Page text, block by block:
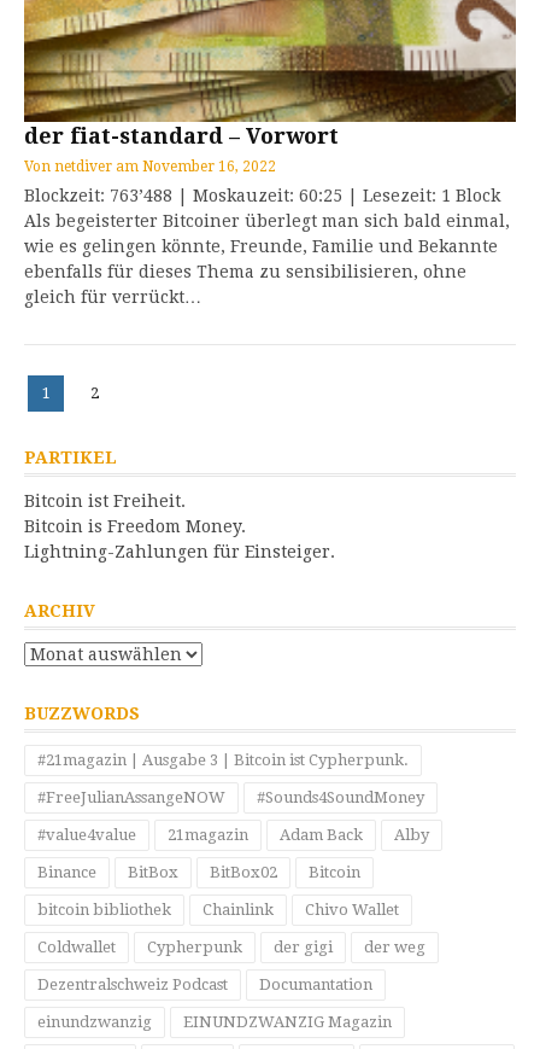
der fiat-standard – Vorwort
Von netdiver am November 16, 2022
Blockzeit: 763’488 | Moskauzeit: 60:25 | Lesezeit: 1 Block
Als begeisterter Bitcoiner überlegt man sich bald einmal,
wie es gelingen könnte, Freunde, Familie und Bekannte
ebenfalls für dieses Thema zu sensibilisieren, ohne
gleich für verrückt…
Beitragsnavigation
Seite
1 Seite
2
PARTIKEL
Bitcoin ist Freiheit.
Bitcoin is Freedom Money.
Lightning-Zahlungen für Einsteiger.
ARCHIV
Archiv
BUZZWORDS
#21magazin | Ausgabe 3 | Bitcoin ist Cypherpunk.
#FreeJulianAssangeNOW #Sounds4SoundMoney
#value4value 21magazin Adam Back Alby
Binance BitBox BitBox02 Bitcoin
bitcoin bibliothek Chainlink Chivo Wallet
Coldwallet Cypherpunk der gigi der weg
Dezentralschweiz Podcast Documantation
einundzwanzig EINUNDZWANZIG Magazin